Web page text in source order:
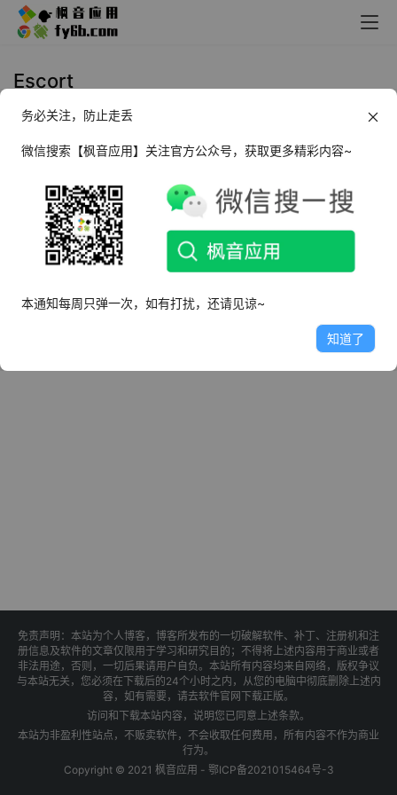
Escort
2025年1月24日
免责声明：本站为个人博客，博客所发布的一切破解软件、补丁、注册机和注
册信息及软件的文章仅限用于学习和研究目的；不得将上述内容用于商业或者
非法用途，否则，一切后果请用户自负。本站所有内容均来自网络，版权争议
与本站无关，您必须在下载后的24个小时之内，从您的电脑中彻底删除上述内
容，如有需要，请去软件官网下载正版。
访问和下载本站内容，说明您已同意上述条款。
本站为非盈利性站点，不贩卖软件，不会收取任何费用，所有内容不作为商业
行为。
Copyright © 2021 枫音应用 - 鄂ICP备2021015464号-3
务必关注，防止走丢
微信搜索【枫音应用】关注官方公众号，获取更多精彩内容~
本通知每周只弹一次，如有打扰，还请见谅~
知道了